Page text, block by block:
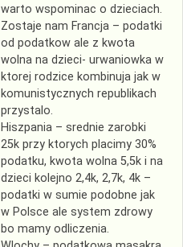
warto wspominac o dzieciach.
Zostaje nam Francja – podatki
od podatkow ale z kwota
wolna na dzieci- urwaniowka w
ktorej rodzice kombinuja jak w
komunistycznych republikach
przystalo.
Hiszpania – srednie zarobki
25k przy ktorych placimy 30%
podatku, kwota wolna 5,5k i na
dzieci kolejno 2,4k, 2,7k, 4k –
podatki w sumie podobne jak
w Polsce ale system zdrowy
bo mamy odliczenia.